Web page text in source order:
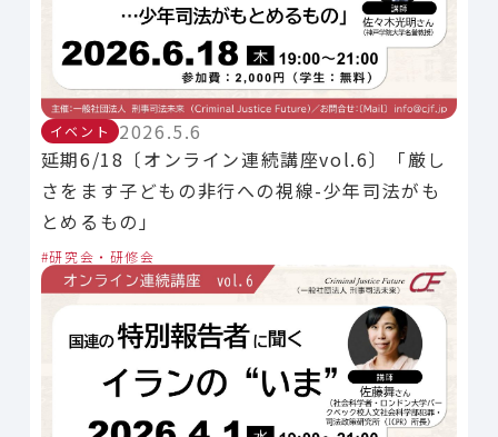
イベント
2026.5.6
延期6/18〔オンライン連続講座vol.6〕「厳し
さをます子どもの非行への視線-少年司法がも
とめるもの」
研究会・研修会